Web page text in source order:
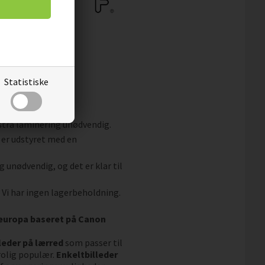
Statistiske
snavs.
fleece.
laminering unødvendig.
udstyret med en
unødvendig, og det er klar til
har ingen lagerbeholdning.
baseret på Canon
på lærred som passer til
populær. Enkeltbilleder